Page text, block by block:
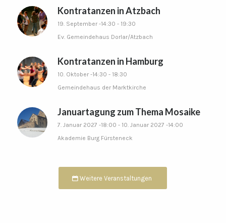
Kontratanzen in Atzbach
19. September -14:30 - 19:30
Ev. Gemeindehaus Dorlar/Atzbach
Kontratanzen in Hamburg
10. Oktober -14:30 - 18:30
Gemeindehaus der Marktkirche
Januartagung zum Thema Mosaike
7. Januar 2027 -18:00 - 10. Januar 2027 -14:00
Akademie Burg Fürsteneck
Weitere Veranstaltungen